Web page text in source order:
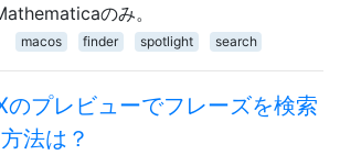
のみ。
macos finder spotlight search
のプレビューでフレーズを検索
法は？